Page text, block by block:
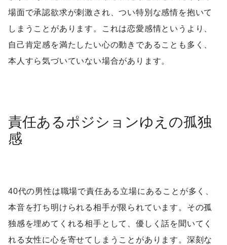
場面で承認欲求が刺激され、つい特別な感情を抱いて
しまうことがあります。これは恋愛感情というより、
自己肯定感を満たしたい心の動きであることも多く、
本人すら気づいていない場合があります。
責任あるポジションゆえの孤独
感
40代の男性は職場で責任ある立場にあることが多く、
本音を打ち明けられる相手が限られています。その孤
独感を埋めてくれる相手として、優しく話を聞いてく
れる女性に心を寄せてしまうことがあります。深刻な